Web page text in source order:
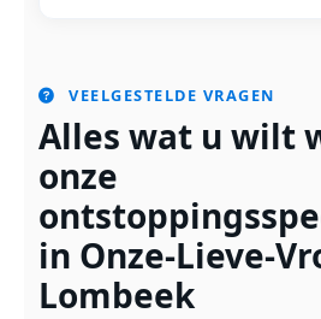
VEELGESTELDE VRAGEN
Alles wat u wilt
onze
in Onze-Lieve-
Lombeek